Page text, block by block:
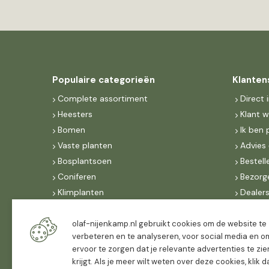
Populaire categorieën
Complete assortiment
Heesters
Bomen
Vaste planten
Bosplantsoen
Coniferen
Klimplanten
Dak, lei- & vormbomen
Dealers
Direct
Klant
Ik ben
Dealers
FAQ
olaf-nijenkamp.nl gebruikt cookies om de website te
verbeteren en te analyseren, voor social media en
ervoor te zorgen dat je relevante advertenties te
krijgt. Als je meer wilt weten over deze cookies, klik